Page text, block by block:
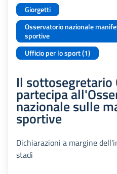
Giorgetti
Osservatorio nazionale
sportive
Ufficio per lo sport (1)
Il sottosegretario
partecipa
nazionale sulle
sportive
Dichiarazioni a margine
stadi